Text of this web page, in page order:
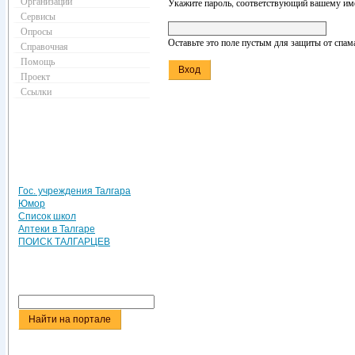
Оставьте это поле пустым для защиты от
Сервисы
Опросы
Справочная
Помощь
Проект
Ссылки
Гос. учреждения Талгара
Юмор
Список школ
Аптеки в Талгаре
ПОИСК ТАЛГАРЦЕВ